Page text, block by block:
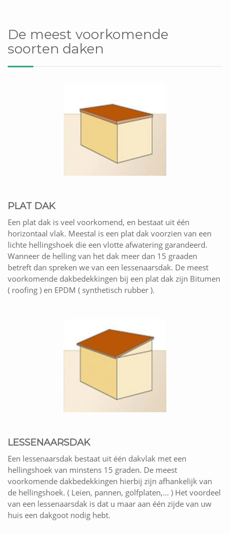
De meest voorkomende
soorten daken
PLAT DAK
Een plat dak is veel voorkomend, en bestaat uit één
horizontaal vlak. Meestal is een plat dak voorzien van een
lichte hellingshoek die een vlotte afwatering garandeerd.
Wanneer de helling van het dak meer dan 15 graaden
betreft dan spreken we van een lessenaarsdak. De meest
voorkomende dakbedekkingen bij een plat dak zijn Bitumen
( roofing ) en EPDM ( synthetisch rubber ).
LESSENAARSDAK
Een lessenaarsdak bestaat uit één dakvlak met een
hellingshoek van minstens 15 graden. De meest
voorkomende dakbedekkingen hierbij zijn afhankelijk van
de hellingshoek. ( Leien, pannen, golfplaten,... ) Het voordeel
van een lessenaarsdak is dat u maar aan één zijde van uw
huis een dakgoot nodig hebt.